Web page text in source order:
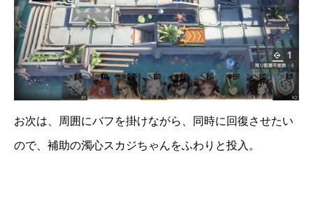
お次は、周囲にバフを掛けながら、同時に回復させたい
ので、補助の濁心スカジちゃんをふわりと投入。